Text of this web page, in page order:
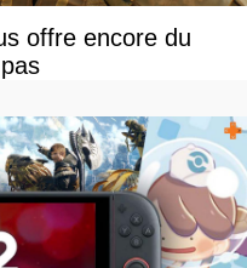
offre encore du